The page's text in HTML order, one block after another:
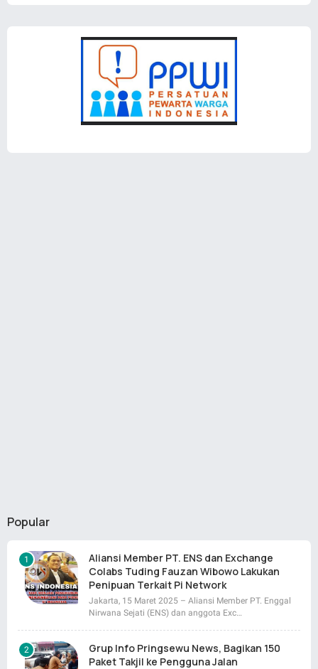
Popular
Aliansi Member PT. ENS dan Exchange
Colabs Tuding Fauzan Wibowo Lakukan
Penipuan Terkait Pi Network
Jakarta, 15 Maret 2025 – Aliansi Member PT. Enggal
Nirwana Sejati (ENS) dan anggota Exc…
Grup Info Pringsewu News, Bagikan 150
Paket Takjil ke Pengguna Jalan